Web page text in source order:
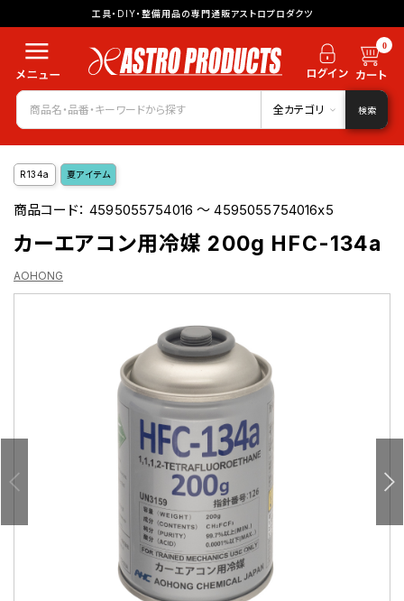
工具・DIY・整備用品の専門通販アストロプロダクツ
0
全カテゴリ 検索
R134a 夏アイテム
商品コード：4595055754016 ～ 4595055754016x5
カーエアコン用冷媒 200g HFC-134a
AOHONG